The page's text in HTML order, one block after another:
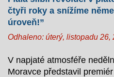
čtyři roky a snížíme
úroveň!”
Odhaleno: úterý, listopadu 26,
V napjaté atmosféře
Moravce představil